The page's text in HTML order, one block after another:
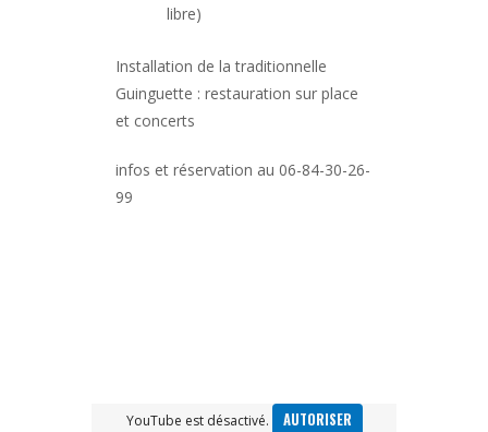
libre)
Installation de la traditionnelle
Guinguette : restauration sur place
et concerts
infos et réservation au 06-84-30-26-
99
YouTube est désactivé. AUTORISER